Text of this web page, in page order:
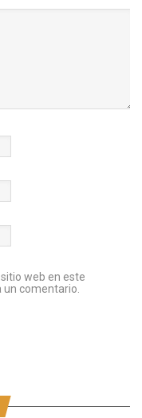
web en este
un comentario.